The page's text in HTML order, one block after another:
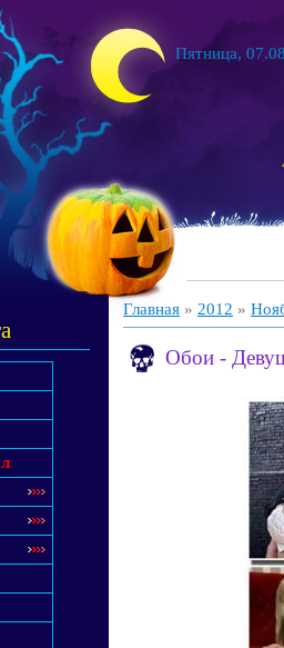
Пятница,
Главная » 2012 »
Обои -